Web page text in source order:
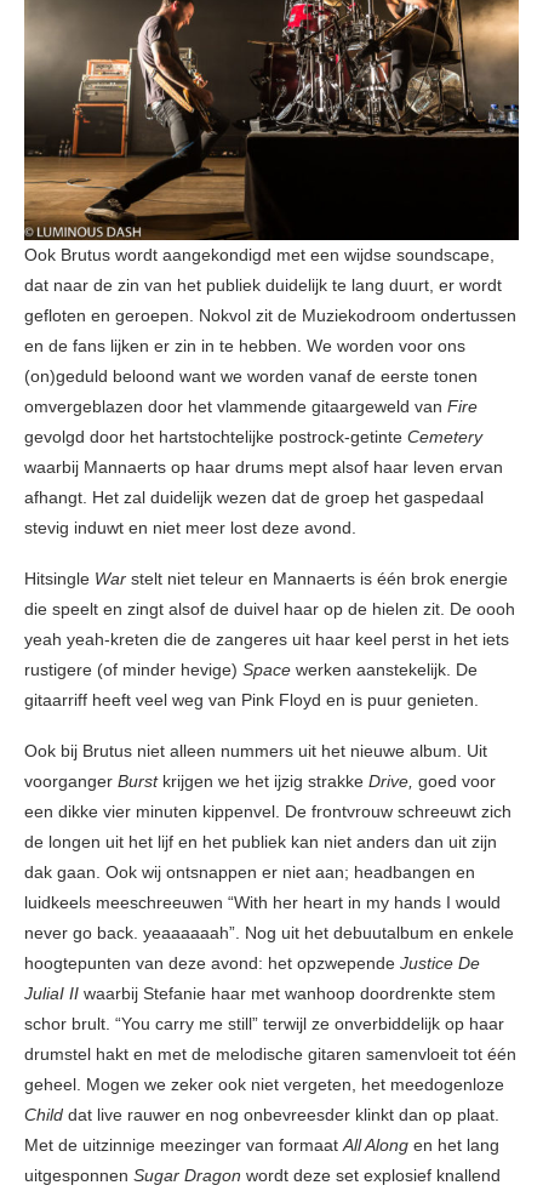
Ook Brutus wordt aangekondigd met een wijdse soundscape,
dat naar de zin van het publiek duidelijk te lang duurt, er wordt
gefloten en geroepen. Nokvol zit de Muziekodroom ondertussen
en de fans lijken er zin in te hebben. We worden voor ons
(on)geduld beloond want we worden vanaf de eerste tonen
omvergeblazen door het vlammende gitaargeweld van Fire
gevolgd door het hartstochtelijke postrock-getinte Cemetery
waarbij Mannaerts op haar drums mept alsof haar leven ervan
afhangt. Het zal duidelijk wezen dat de groep het gaspedaal
stevig induwt en niet meer lost deze avond.
Hitsingle War stelt niet teleur en Mannaerts is één brok energie
die speelt en zingt alsof de duivel haar op de hielen zit. De oooh
yeah yeah-kreten die de zangeres uit haar keel perst in het iets
rustigere (of minder hevige) Space werken aanstekelijk. De
gitaarriff heeft veel weg van Pink Floyd en is puur genieten.
Ook bij Brutus niet alleen nummers uit het nieuwe album. Uit
voorganger Burstkrijgen we het ijzig strakke Drive, goed voor
een dikke vier minuten kippenvel. De frontvrouw schreeuwt zich
de longen uit het lijf en het publiek kan niet anders dan uit zijn
dak gaan. Ook wij ontsnappen er niet aan; headbangen en
luidkeels meeschreeuwen “With her heart in my hands I would
never go back. yeaaaaaah”. Nog uit het debuutalbum en enkele
hoogtepunten van deze avond: het opzwepende Justice De
JuliaI II waarbij Stefanie haar met wanhoop doordrenkte stem
schor brult. “You carry me still” terwijl ze onverbiddelijk op haar
drumstel hakt en met de melodische gitaren samenvloeit tot één
geheel. Mogen we zeker ook niet vergeten, het meedogenloze
Child dat live rauwer en nog onbevreesder klinkt dan op plaat.
Met de uitzinnige meezinger van formaat All Along en het lang
uitgesponnen Sugar Dragon wordt deze set explosief knallend